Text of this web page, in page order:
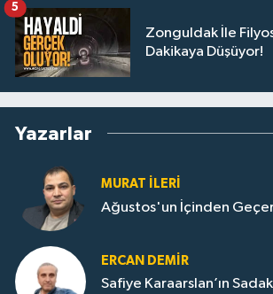
Zonguldak İle
Dakikaya Düşüyor!
5
Yazarlar
MURAT İLERI
Ağustos'un İçinden
ERCAN DEMIR
Safiye Karaarslan’ın